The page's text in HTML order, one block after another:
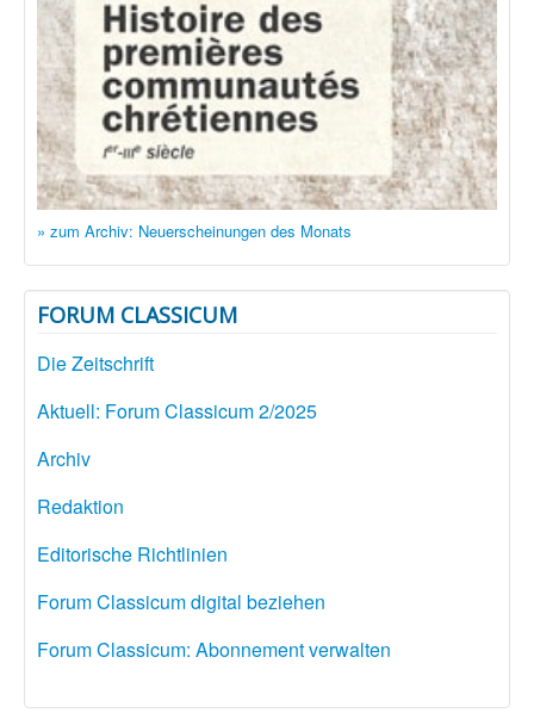
» zum Archiv: Neuerscheinungen des Monats
FORUM CLASSICUM
Die Zeitschrift
Aktuell: Forum Classicum 2/2025
Archiv
Redaktion
Editorische Richtlinien
Forum Classicum digital beziehen
Forum Classicum: Abonnement verwalten